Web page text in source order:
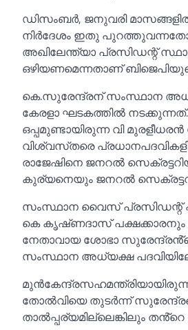
ഡിസംബർ, ജനുവരി
നിർദേശം ഇതു
അഖിലേന്ത്യാ പ്രസിഡന്റ്‌
ഒഴിയണമെന്നതാണ്‌
കെ.സുരേന്ദ്രന് സംസ്ഥാന
കേരളാ ഘടകത്തില്‍
ഒപ്പമുണ്ടായിരുന്ന വി
വിശ്വസ്‌തരെ
രാജേഷിനെ ജനറല്‍
കുര്യനെയും ജനറല്‍ സെക്രട്ടറി
സംസ്ഥാന വൈസ് പ്രസിഡന്റ്‌
കെ കൃഷ്‌ണദാസ്‌ പക്ഷക്കാരനും
നേതാവായ ശോഭാ
സംസ്ഥാന അധ്യക്ഷ
തോല്‍വിയെ തുടർന്ന്
താല്‍പ്പര്യമില്ലെങ്കിലും